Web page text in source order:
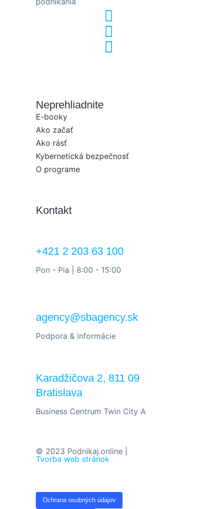
Neprehliadnite
E-booky
Ako začať
Ako rásť
Kybernetická bezpečnosť
O programe
Kontakt
+421 2 203 63 100
Pon - Pia | 8:00 - 15:00
agency@sbagency.sk
Podpora & informácie
Karadžičova 2, 811 09
Bratislava
Business Centrum Twin City A
© 2023 Podnikaj.online |
Tvorba web stránok
Ochrana osobných údajov